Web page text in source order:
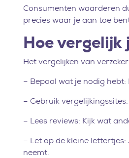
Consumenten waarderen
precies waar je aan toe
Hoe vergelijk
Het vergelijken van
– Bepaal wat je nodig
– Gebruik
– Lees reviews: Kijk wat
– Let op de kleine
neemt.